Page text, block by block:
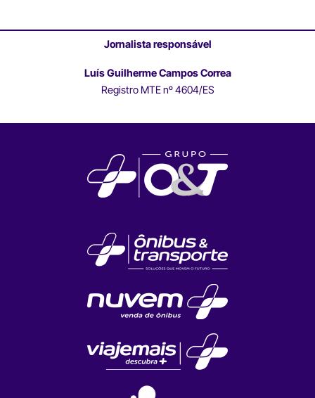
Jornalista responsável
Luís Guilherme Campos Correa
Registro MTE nº 4604/ES